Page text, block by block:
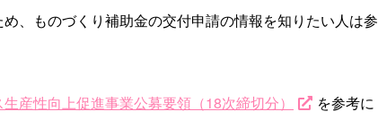
、ものづくり補助金の交付申請の情報を知りたい人は参
産性向上促進事業公募要領（18次締切分）
を参考に